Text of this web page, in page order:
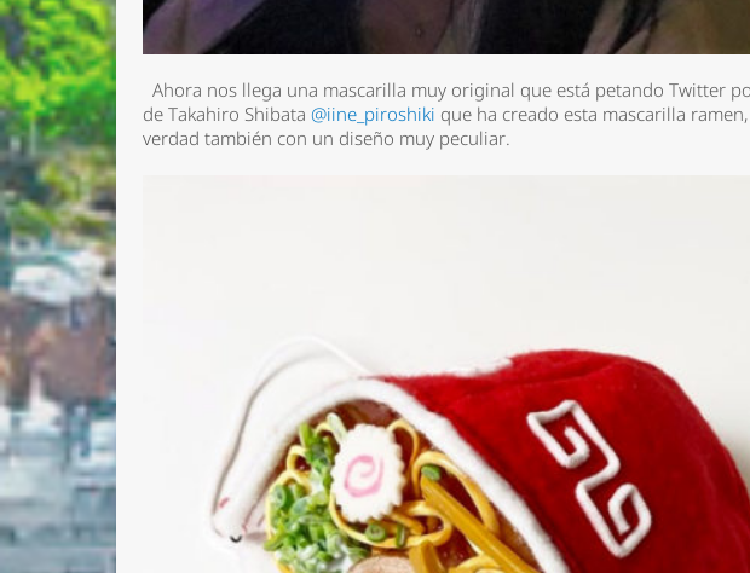
Ahora nos llega una mascarilla muy original que está petando Twitter
de Takahiro Shibata@iine_piroshiki que ha creado esta mascarilla
verdad también con un diseño muy peculiar.